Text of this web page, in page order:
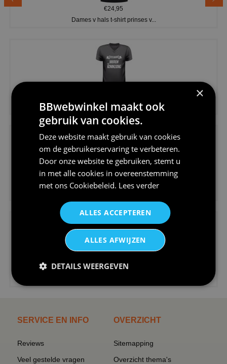
€24,95
Dames v hals t-shirt prinses v...
Koningsdag shirt heren v-hals ...
€24,95
€24,95
SERVICE EN INFO
Reviews
Veel gestelde vragen
OVERZICHT
Sitemapping
Overzicht thema's
×
BBwebwinkel maakt ook
gebruik van cookies.
Deze website maakt gebruik van cookies
om de gebruikerservaring te verbeteren.
Door onze website te gebruiken, stemt u
in met alle cookies in overeenstemming
met ons Cookiebeleid. Lees verder
ALLES ACCEPTEREN
ALLES AFWIJZEN
DETAILS WEERGEVEN